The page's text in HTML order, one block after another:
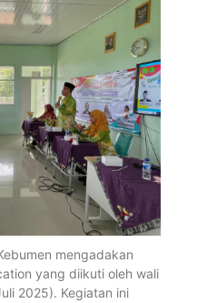
mengadakan
yang diikuti oleh wali
2025). Kegiatan ini